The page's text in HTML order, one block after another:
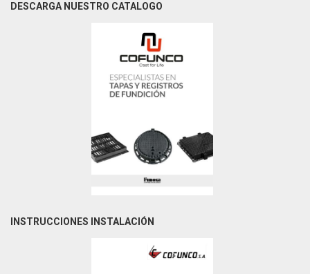
DESCARGA NUESTRO CATALOGO
INSTRUCCIONES INSTALACIÓN